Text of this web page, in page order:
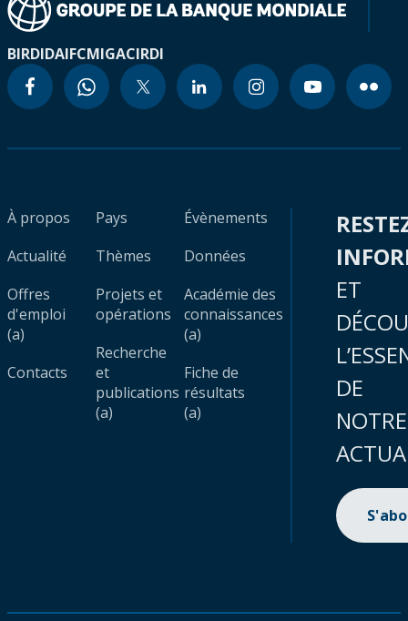
BIRDIDAIFCMIGACIRDI
À propos
Actualité
Offres
d'emploi
(a)
Contacts
Pays
Thèmes
Projets et
opérations
Recherche
et
publications
(a)
Évènements
Données
Académie des
connaissances
(a)
Fiche de
résultats
(a)
ET
DE
NOTRE